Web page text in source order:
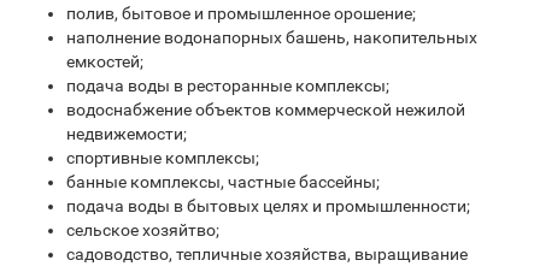
полив, бытовое и промышленное орошение;
наполнение водонапорных башень, накопительных
емкостей;
подача воды в ресторанные комплексы;
водоснабжение объектов коммерческой нежилой
недвижемости;
спортивные комплексы;
банные комплексы, частные бассейны;
подача воды в бытовых целях и промышленности;
сельское хозяйтво;
садоводство, тепличные хозяйства, выращивание